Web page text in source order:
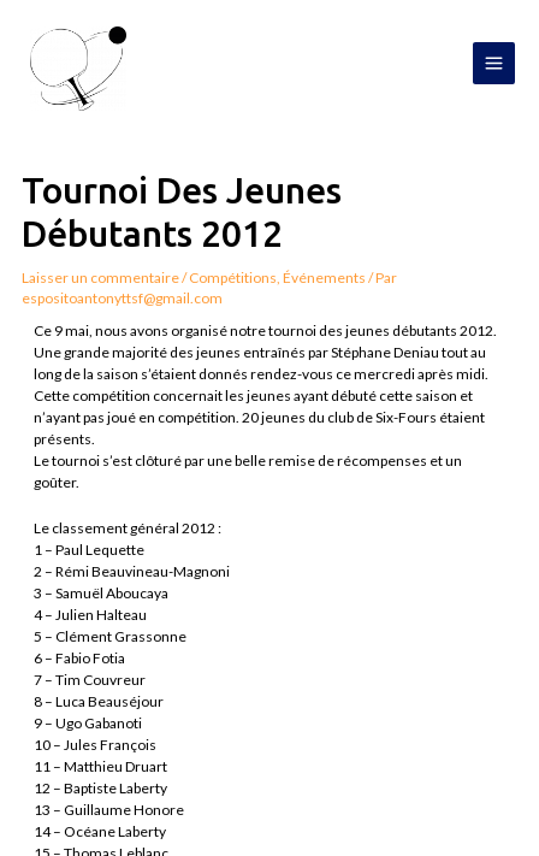
contenu
Tournoi Des Jeunes
Débutants 2012
Laisser un commentaire/Compétitions,Événements / Par
espositoantonyttsf@gmail.com
Ce 9 mai, nous avons organisé notre tournoi des jeunes débutants 2012.
Une grande majorité des jeunes entraînés par Stéphane Deniau tout au
long de la saison s’étaient donnés rendez-vous ce mercredi après midi.
Cette compétition concernait les jeunes ayant débuté cette saison et
n’ayant pas joué en compétition. 20 jeunes du club de Six-Fours étaient
présents.
Le tournoi s’est clôturé par une belle remise de récompenses et un
goûter.
Le classement général 2012 :
1 – Paul Lequette
2 – Rémi Beauvineau-Magnoni
3 – Samuël Aboucaya
4 – Julien Halteau
5 – Clément Grassonne
6 – Fabio Fotia
7 – Tim Couvreur
8 – Luca Beauséjour
9 – Ugo Gabanoti
10 – Jules François
11 – Matthieu Druart
12 – Baptiste Laberty
13 – Guillaume Honore
14 – Océane Laberty